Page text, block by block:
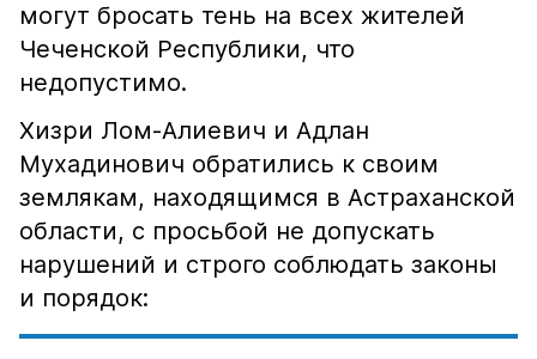
могут бросать тень на всех жителей
Чеченской Республики, что
недопустимо.
Хизри Лом-Алиевич и Адлан
Мухадинович обратились к своим
землякам, находящимся в Астраханской
области, с просьбой не допускать
нарушений и строго соблюдать законы
и порядок: